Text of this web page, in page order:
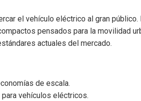
el vehículo eléctrico al gran público.
pensados para la movilidad
actuales del mercado.
de escala.
vehículos eléctricos.